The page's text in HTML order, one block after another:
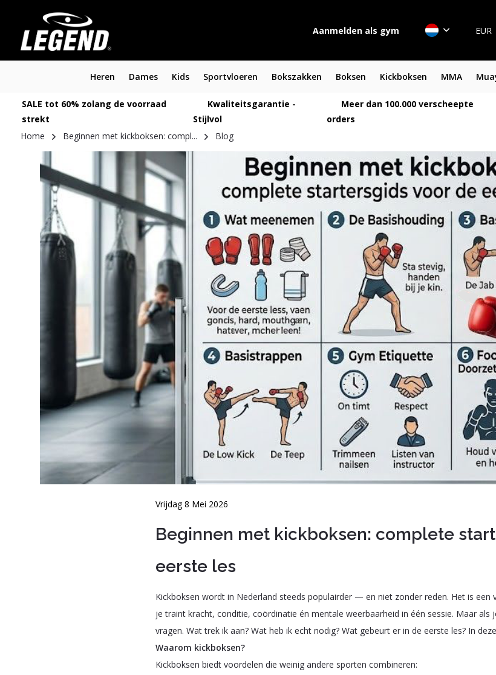
Aanmelden als gym EUR
Heren Dames Kids Sportvloeren Bokszakken Boksen Kickboksen MMA
SALE tot 60% zolang de voorraad
strekt
Kwaliteitsgarantie -
Stijlvol
Meer dan 100.000 verscheepte
orders
Home
Beginnen met kickboksen: compl... Blog
Vrijdag 8 Mei 2026
Beginnen met kickboksen: complete
eerste les
Kickboksen wordt in Nederland steeds populairder — en niet zonder reden. Het is een
je traint kracht, conditie, coördinatie én mentale weerbaarheid in één sessie. Maar als
vragen. Wat trek ik aan? Wat heb ik echt nodig? Wat gebeurt er in de eerste les? In
Waarom kickboksen?
Kickboksen biedt voordelen die weinig andere sporten combineren: